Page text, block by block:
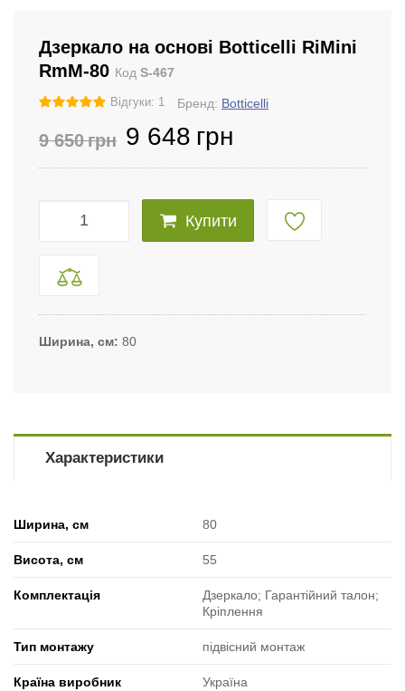
Дзеркало на основі Botticelli RiMini
RmМ-80 Код S-467
Відгуки: 1 Бренд: Botticelli
9 650грн 9 648 грн
Купити
Ширина, см 80
Характеристики
Ширина, см 80
Висота, см 55
Комплектація
Дзеркало; Гарантійний талон;
Кріплення
Тип монтажу підвісний монтаж
Країна виробник Україна